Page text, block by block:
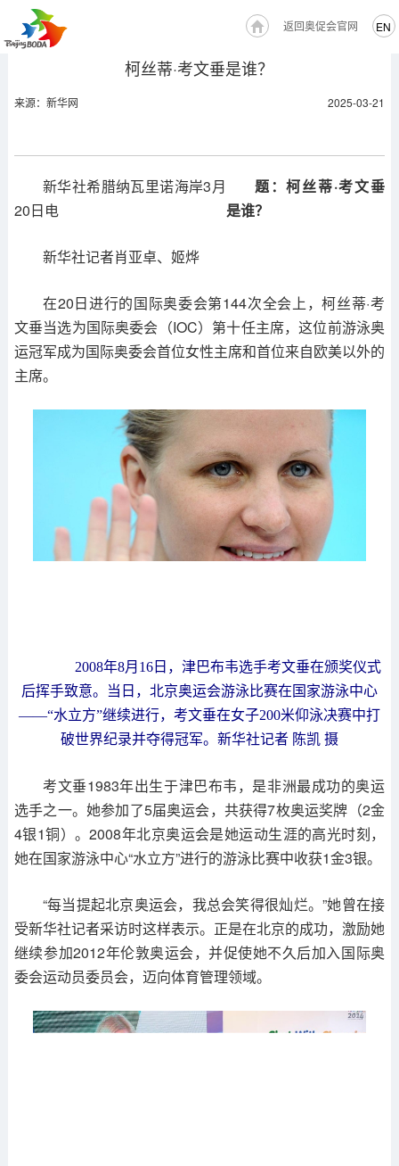
EN
返回奥促会官网
柯丝蒂·考文垂是谁？
来源：新华网 2025-03-21
新华社希腊纳瓦里诺海岸3月
20日电
题：柯丝蒂·考文垂
是谁？
新华社记者肖亚卓、姬烨
在20日进行的国际奥委会第144次全会上，柯丝蒂·考
文垂当选为国际奥委会（IOC）第十任主席，这位前游泳奥
运冠军成为国际奥委会首位女性主席和首位来自欧美以外的
主席。
2008年8月16日，津巴布韦选手考文垂在颁奖仪式
后挥手致意。当日，北京奥运会游泳比赛在国家游泳中心
——“水立方”继续进行，考文垂在女子200米仰泳决赛中打
破世界纪录并夺得冠军。新华社记者 陈凯 摄
考文垂1983年出生于津巴布韦，是非洲最成功的奥运
选手之一。她参加了5届奥运会，共获得7枚奥运奖牌（2金
4银1铜）。2008年北京奥运会是她运动生涯的高光时刻，
她在国家游泳中心“水立方”进行的游泳比赛中收获1金3银。
“每当提起北京奥运会，我总会笑得很灿烂。”她曾在接
受新华社记者采访时这样表示。正是在北京的成功，激励她
继续参加2012年伦敦奥运会，并促使她不久后加入国际奥
委会运动员委员会，迈向体育管理领域。